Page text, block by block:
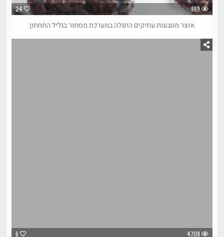
24 989
אוצר מטבעות עתיקים התגלה במערכת מסתור בגליל התחתון
6 4709